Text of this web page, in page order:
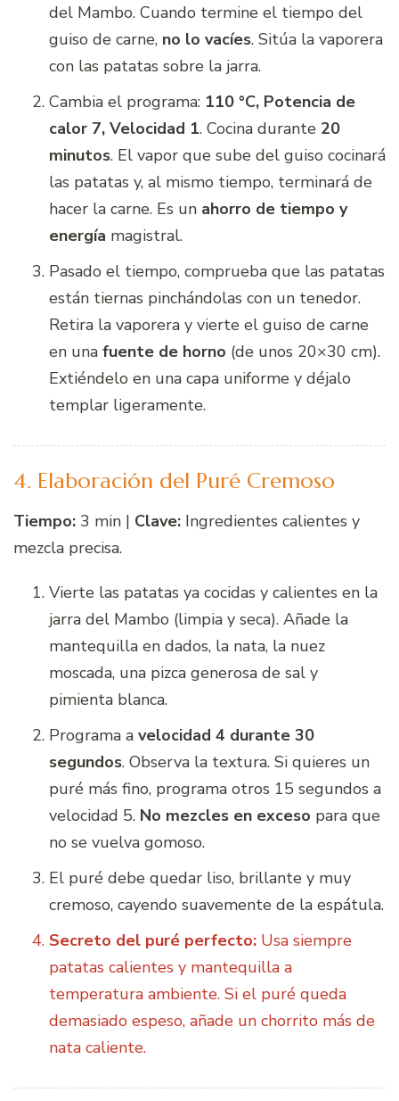
del Mambo. Cuando termine el tiempo del
guiso de carne, no lo vacíes. Sitúa la vaporera
con las patatas sobre la jarra.
Cambia el programa: 110 °C, Potencia de
calor 7, Velocidad 1. Cocina durante 20
minutos. El vapor que sube del guiso cocinará
las patatas y, al mismo tiempo, terminará de
hacer la carne. Es un ahorro de tiempo y
energía magistral.
Pasado el tiempo, comprueba que las patatas
están tiernas pinchándolas con un tenedor.
Retira la vaporera y vierte el guiso de carne
en una fuente de horno (de unos 20×30 cm).
Extiéndelo en una capa uniforme y déjalo
templar ligeramente.
4. Elaboración del Puré Cremoso
Tiempo: 3 min | Clave: Ingredientes calientes y
mezcla precisa.
Vierte las patatas ya cocidas y calientes en la
jarra del Mambo (limpia y seca). Añade la
mantequilla en dados, la nata, la nuez
moscada, una pizca generosa de sal y
pimienta blanca.
Programa a velocidad 4 durante 30
segundos. Observa la textura. Si quieres un
puré más fino, programa otros 15 segundos a
velocidad 5. No mezcles en exceso para que
no se vuelva gomoso.
El puré debe quedar liso, brillante y muy
cremoso, cayendo suavemente de la espátula.
Secreto del puré perfecto: Usa siempre
patatas calientes y mantequilla a
temperatura ambiente. Si el puré queda
demasiado espeso, añade un chorrito más de
nata caliente.